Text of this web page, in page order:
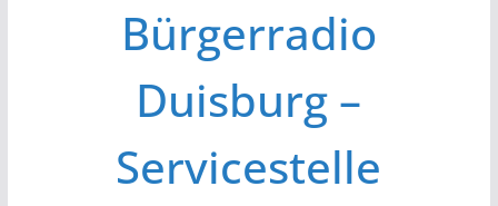
Initiative „Wir Gießen“ Trifft sich zur
Finalisierung der Webseite
Bürgerradio
Duisburg –
Servicestelle